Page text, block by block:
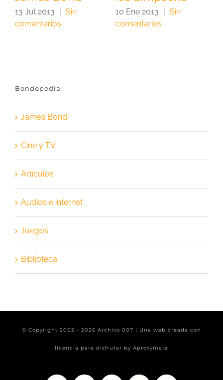
13 Jul 2013
Sin
comentarios
10 Ene 2013
Sin
comentarios
Bondopedia
James Bond
Cine y TV
Artículos
Audios e internet
Juegos
Biblioteca
© Copyright 2002 - 2026 Archivo 007 | Una web creada con
licencia para disfrutar by Aproxymate